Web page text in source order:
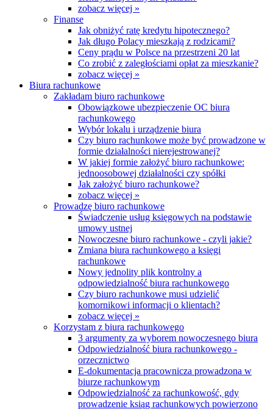
zobacz więcej »
Finanse
Jak obniżyć ratę kredytu hipotecznego?
Jak długo Polacy mieszkają z rodzicami?
Ceny prądu w Polsce na przestrzeni 20 lat
Co zrobić z zaległościami opłat za mieszkanie?
zobacz więcej »
Biura rachunkowe
Zakładam biuro rachunkowe
Obowiązkowe ubezpieczenie OC biura
rachunkowego
Wybór lokalu i urządzenie biura
Czy biuro rachunkowe może być prowadzone w
formie działalności nierejestrowanej?
W jakiej formie założyć biuro rachunkowe:
jednoosobowej działalności czy spółki
Jak założyć biuro rachunkowe?
zobacz więcej »
Prowadzę biuro rachunkowe
Świadczenie usług księgowych na podstawie
umowy ustnej
Nowoczesne biuro rachunkowe - czyli jakie?
Zmiana biura rachunkowego a księgi
rachunkowe
Nowy jednolity plik kontrolny a
odpowiedzialność biura rachunkowego
Czy biuro rachunkowe musi udzielić
komornikowi informacji o klientach?
zobacz więcej »
Korzystam z biura rachunkowego
3 argumenty za wyborem nowoczesnego biura
Odpowiedzialność biura rachunkowego -
orzecznictwo
E-dokumentacja pracownicza prowadzona w
biurze rachunkowym
Odpowiedzialność za rachunkowość, gdy
prowadzenie ksiąg rachunkowych powierzono